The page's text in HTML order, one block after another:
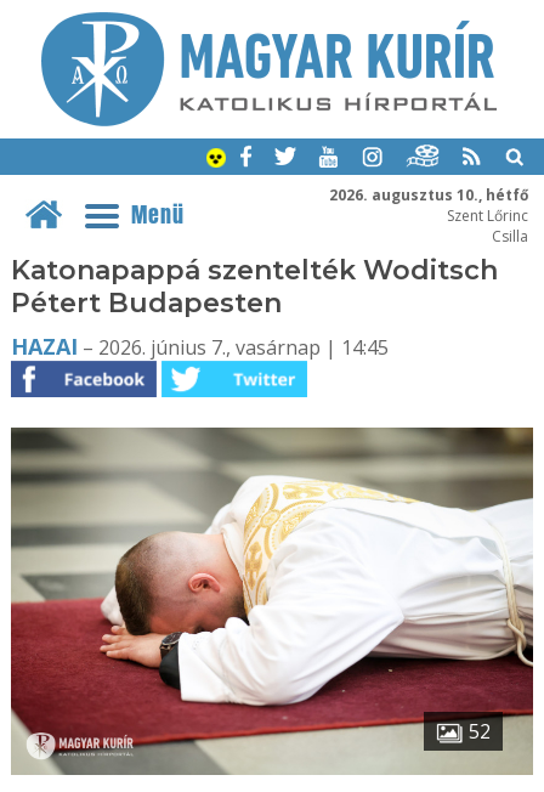
2026. augusztus 10., hétfő
Szent Lőrinc
Csilla
Menü
Katonapappá szentelték Woditsch
Pétert Budapesten
HAZAI – 2026. június 7., vasárnap | 14:45
52